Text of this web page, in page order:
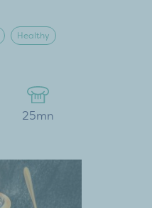
Healthy
25mn